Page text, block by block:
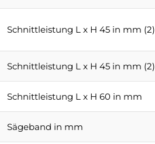
Schnittleistung L x H 45 in mm (2)
Schnittleistung L x H 45 in mm (2)
Schnittleistung L x H 60 in mm
Sägeband in mm